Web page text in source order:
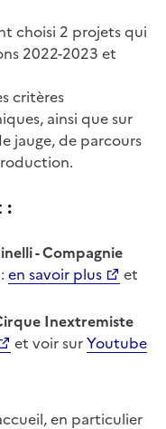
choisi 2 projets qui
2022-2023 et
critères
ainsi que sur
jauge, de parcours
:
- Compagnie
en savoir plus
et
Inextremiste
et voir surYoutube
en particulier